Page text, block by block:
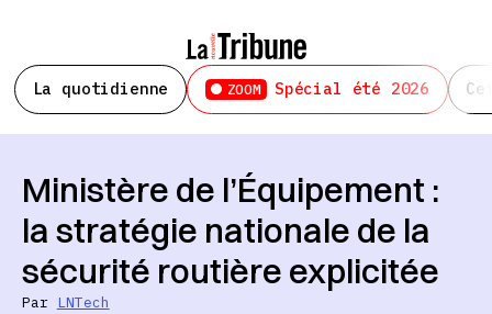
La quotidienne ZOOM Spécial été 2026
Ministère de l’Équipement :
la stratégie nationale de la
sécurité routière explicitée
Par LNTech